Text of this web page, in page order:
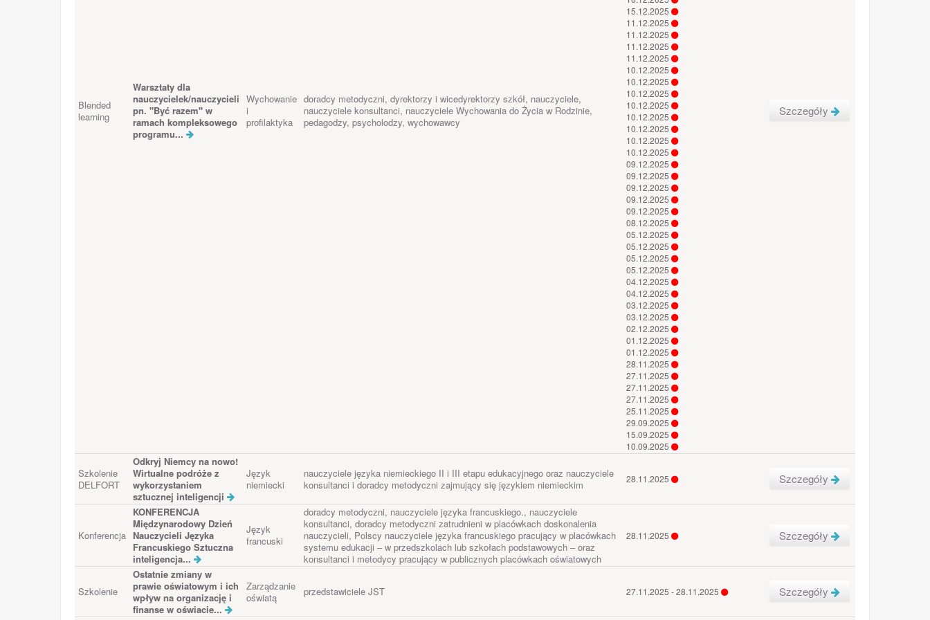
Blended
learning
Warsztaty dla
nauczycielek/nauczycieli
pn. "Być razem" w
ramach kompleksowego
programu...
Wychowanie
i
profilaktyka
doradcy metodyczni, dyrektorzy i wicedyrektorzy szkół, nauczyciele,
nauczyciele konsultanci, nauczyciele Wychowania do Życia w Rodzinie,
pedagodzy, psycholodzy, wychowawcy
15.12.2025
11.12.2025
11.12.2025
11.12.2025
11.12.2025
10.12.2025
10.12.2025
10.12.2025
10.12.2025
10.12.2025
10.12.2025
10.12.2025
10.12.2025
09.12.2025
09.12.2025
09.12.2025
09.12.2025
09.12.2025
08.12.2025
05.12.2025
05.12.2025
05.12.2025
05.12.2025
04.12.2025
04.12.2025
03.12.2025
03.12.2025
02.12.2025
01.12.2025
01.12.2025
28.11.2025
27.11.2025
27.11.2025
27.11.2025
25.11.2025
29.09.2025
15.09.2025
10.09.2025
Szczegóły
Szkolenie
DELFORT
Odkryj Niemcy na nowo!
Wirtualne podróże z
wykorzystaniem
sztucznej inteligencji
Język
niemiecki
nauczyciele języka niemieckiego II i III etapu edukacyjnego oraz nauczyciele
konsultanci i doradcy metodyczni zajmujący się językiem niemieckim
28.11.2025 Szczegóły
Konferencja
KONFERENCJA
Międzynarodowy Dzień
Nauczycieli Języka
Francuskiego Sztuczna
inteligencja...
Język
francuski
doradcy metodyczni, nauczyciele języka francuskiego., nauczyciele
konsultanci, doradcy metodyczni zatrudnieni w placówkach doskonalenia
nauczycieli, Polscy nauczyciele języka francuskiego pracujący w placówkach
systemu edukacji – w przedszkolach lub szkołach podstawowych – oraz
konsultanci i metodycy pracujący w publicznych placówkach oświatowych
28.11.2025 Szczegóły
Szkolenie
Ostatnie zmiany w
prawie oświatowym i ich
wpływ na organizację i
finanse w oświacie...
Zarządzanie
oświatą
przedstawiciele JST 27.11.2025 - 28.11.2025 Szczegóły